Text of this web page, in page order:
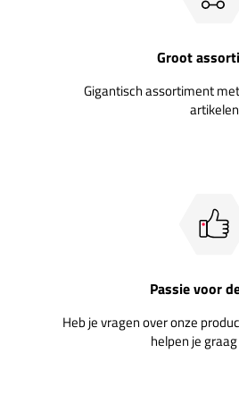
Groot
Gigantisch assortiment
artikelen
Passie voor
Heb je vragen over onze
helpen je